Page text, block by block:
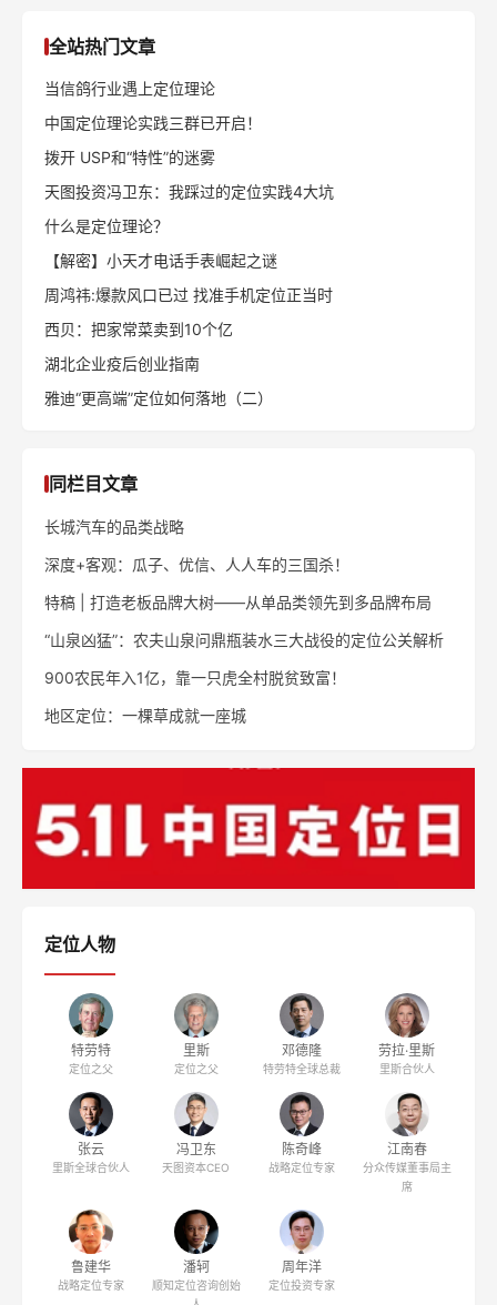
全站热门文章
当信鸽行业遇上定位理论
中国定位理论实践三群已开启！
拨开 USP和“特性”的迷雾
天图投资冯卫东：我踩过的定位实践4大坑
什么是定位理论？
【解密】小天才电话手表崛起之谜
周鸿祎:爆款风口已过 找准手机定位正当时
西贝：把家常菜卖到10个亿
湖北企业疫后创业指南
雅迪“更高端”定位如何落地（二）
同栏目文章
长城汽车的品类战略
深度+客观：瓜子、优信、人人车的三国杀！
特稿 | 打造老板品牌大树——从单品类领先到多品牌布局
“山泉凶猛”：农夫山泉问鼎瓶装水三大战役的定位公关解析
900农民年入1亿，靠一只虎全村脱贫致富！
地区定位：一棵草成就一座城
定位人物
特劳特
定位之父
里斯
定位之父
邓德隆
特劳特全球总裁
劳拉·里斯
里斯合伙人
张云
里斯全球合伙人
冯卫东
天图资本CEO
陈奇峰
战略定位专家
江南春
分众传媒董事局主
席
鲁建华
战略定位专家
潘轲
顺知定位咨询创始
周年洋
定位投资专家